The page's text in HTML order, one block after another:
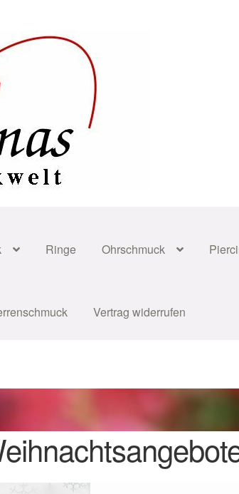
Ringe Ohrschmuck
Vertrag widerrufen
für Weihnachten 2023
für Weihnachten 2025
Schmuck online kaufen 2016